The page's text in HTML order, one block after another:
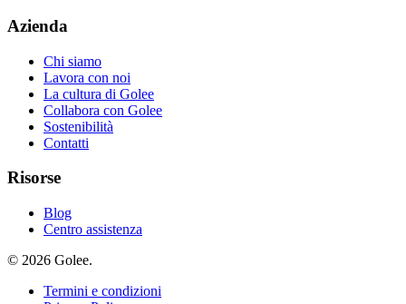
Azienda
Chi siamo
Lavora con noi
La cultura di Golee
Collabora con Golee
Sostenibilità
Contatti
Risorse
Blog
Centro assistenza
© 2026 Golee.
Termini e condizioni